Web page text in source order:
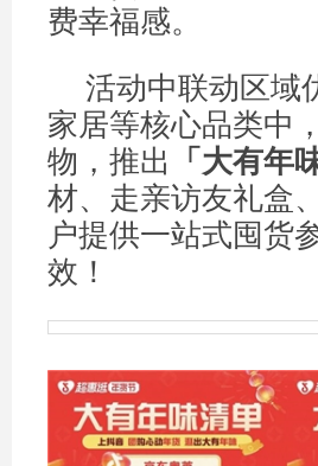
费幸福感。
活动中联动区域
家居等核心品类中
物，推出
「大有年
材、走亲访友礼盒
户提供一站式囤货
效！